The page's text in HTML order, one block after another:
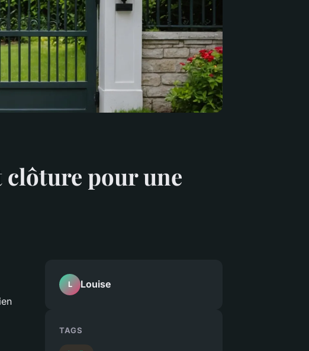
pour une
L Louise
TAGS